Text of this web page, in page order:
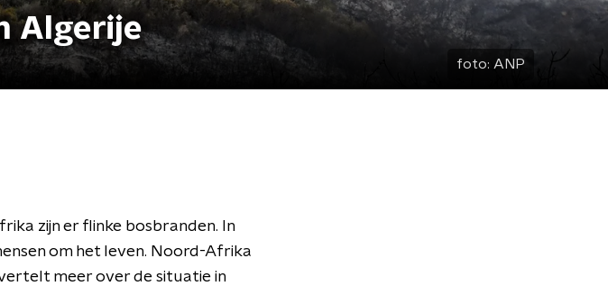
Algerije
foto: ANP
zijn er flinke bosbranden. In
om het leven. Noord-Afrika
meer over de situatie in